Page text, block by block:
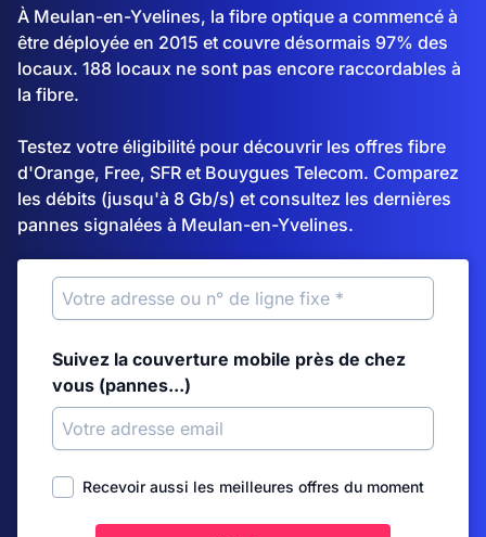
À Meulan-en-Yvelines, la fibre optique a commencé à
être déployée en 2015 et couvre désormais 97% des
locaux. 188 locaux ne sont pas encore raccordables à
la fibre.
Testez votre éligibilité pour découvrir les offres fibre
d'Orange, Free, SFR et Bouygues Telecom. Comparez
les débits (jusqu'à 8 Gb/s) et consultez les dernières
pannes signalées à Meulan-en-Yvelines.
Suivez la couverture mobile près de chez
vous (pannes...)
Recevoir aussi les meilleures offres du moment